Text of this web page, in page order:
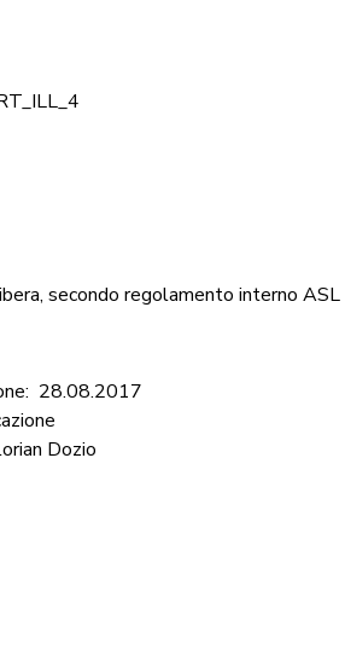
secondo regolamento interno ASL
28.08.2017
Dozio